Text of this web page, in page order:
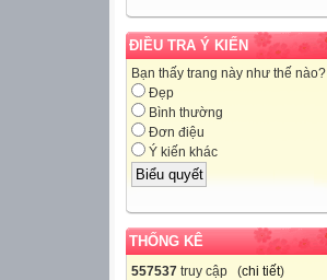
ĐIỀU TRA Ý KIẾN
Bạn thấy trang này như thế nào?
Đẹp
Bình thường
Đơn điệu
Ý kiến khác
THỐNG KÊ
557537 truy cập (chi tiết)